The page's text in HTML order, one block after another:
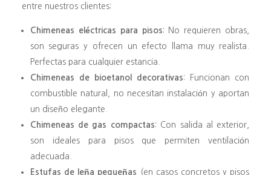
entre nuestros clientes:
Chimeneas eléctricas para pisos: No requieren obras,
son seguras y ofrecen un efecto llama muy realista.
Perfectas para cualquier estancia.
Chimeneas de bioetanol decorativas: Funcionan con
combustible natural, no necesitan instalación y aportan
un diseño elegante.
Chimeneas de gas compactas: Con salida al exterior,
son ideales para pisos que permiten ventilación
adecuada.
Estufas de leña pequeñas (en casos concretos y pisos